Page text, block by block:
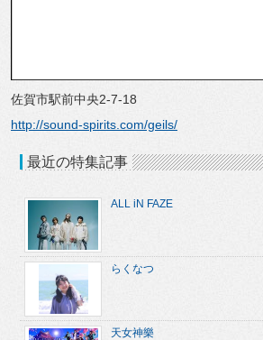
佐賀市駅前中央2-7-18
http://sound-spirits.com/geils/
最近の特集記事
ALL iN FAZE
らくなつ
天女神樂